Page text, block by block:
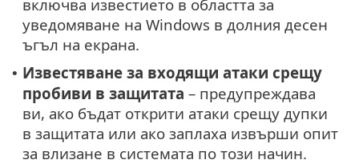
включва известието в областта за
уведомяване на Windows в долния десен
ъгъл на екрана.
• Известяване за входящи атаки срещу
пробиви в защитата – предупреждава
ви, ако бъдат открити атаки срещу дупки
в защитата или ако заплаха извърши опит
за влизане в системата по този начин.